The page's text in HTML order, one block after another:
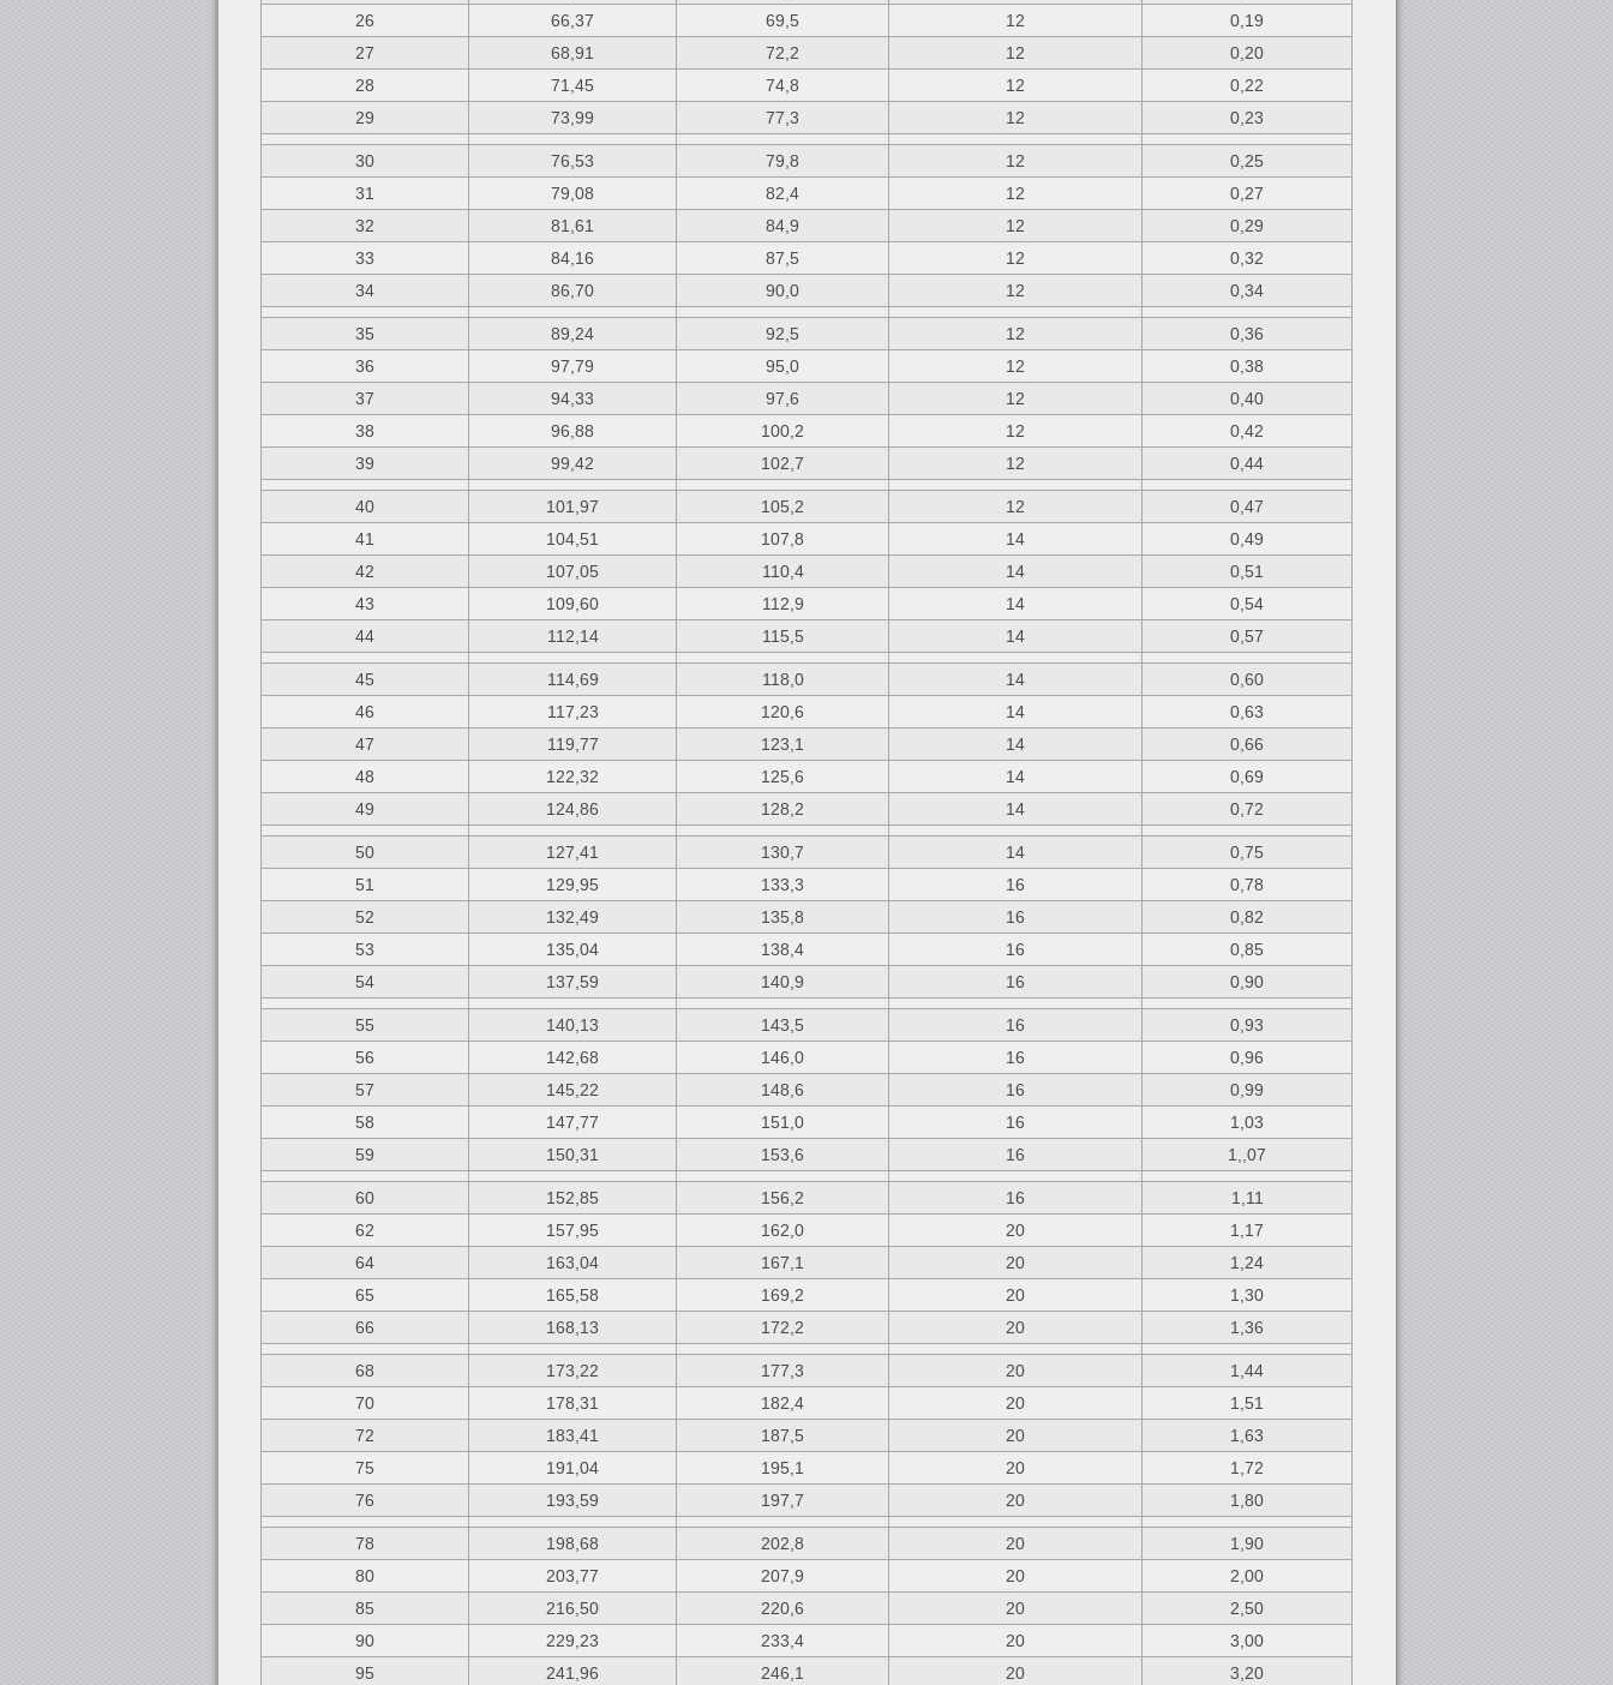
26
66,37 69,5 12
0,19
27
68,91 72,2 12
0,20
28
71,45 74,8 12
0,22
29
73,99 77,3 12 0,23
30 76,53 79,8 12
0,25
31
79,08 82,4 12
0,27
32
81,61 84,9 12
0,29
33
84,16 87,5 12
0,32
34
86,70 90,0 12 0,34
35 89,24 92,5 12
0,36
36
97,79 95,0 12
0,38
37
94,33 97,6 12
0,40
38
96,88 100,2 12
0,42
39
99,42 102,7 12 0,44
40 101,97 105,2 12
0,47
41
104,51 107,8 14
0,49
42
107,05 110,4 14
0,51
43
109,60 112,9 14
0,54
44
112,14 115,5 14 0,57
45 114,69 118,0 14
0,60
46
117,23 120,6 14
0,63
47
119,77 123,1 14
0,66
48
122,32 125,6 14
0,69
49
124,86 128,2 14 0,72
50 127,41 130,7 14
0,75
51
129,95 133,3 16
0,78
52
132,49 135,8 16
0,82
53
135,04 138,4 16
0,85
54
137,59 140,9 16 0,90
55 140,13 143,5 16
0,93
56
142,68 146,0 16
0,96
57
145,22 148,6 16
0,99
58
147,77 151,0 16
1,03
59
150,31 153,6 16 1,,07
60 152,85 156,2 16
1,11
62
157,95 162,0 20
1,17
64
163,04 167,1 20
1,24
65
165,58 169,2 20
1,30
66
168,13 172,2 20 1,36
68 173,22 177,3 20
1,44
70
178,31 182,4 20
1,51
72
183,41 187,5 20
1,63
75
191,04 195,1 20
1,72
76
193,59 197,7 20 1,80
78 198,68 202,8 20
1,90
80
203,77 207,9 20
2,00
85
216,50 220,6 20
2,50
90
229,23 233,4 20
3,00
95
241,96 246,1 20 3,20